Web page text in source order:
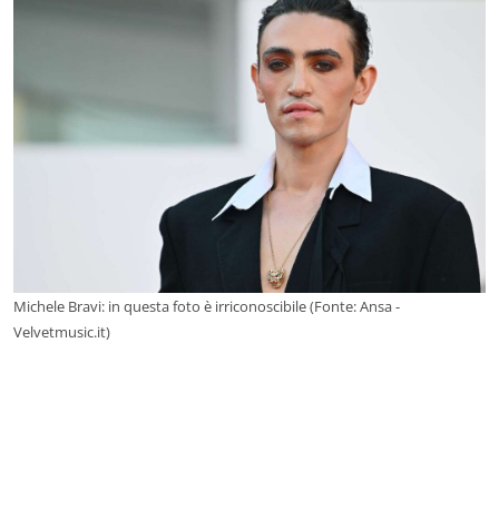
Michele Bravi: in questa foto è irriconoscibile (Fonte: Ansa -
Velvetmusic.it)